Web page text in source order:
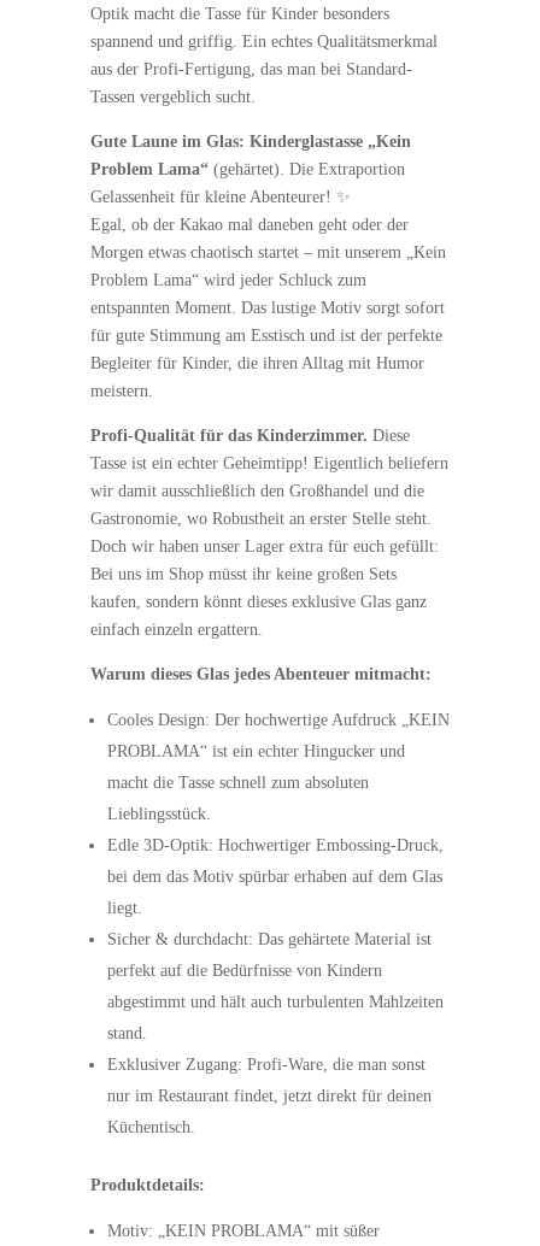
Optik macht die Tasse für Kinder besonders
spannend und griffig. Ein echtes Qualitätsmerkmal
aus der Profi-Fertigung, das man bei Standard-
Tassen vergeblich sucht.
Gute Laune im Glas: Kinderglastasse „Kein
Problem Lama“(gehärtet). Die Extraportion
Gelassenheit für kleine Abenteurer! ✨
Egal, ob der Kakao mal daneben geht oder der
Morgen etwas chaotisch startet – mit unserem „Kein
Problem Lama“ wird jeder Schluck zum
entspannten Moment. Das lustige Motiv sorgt sofort
für gute Stimmung am Esstisch und ist der perfekte
Begleiter für Kinder, die ihren Alltag mit Humor
meistern.
Profi-Qualität für das Kinderzimmer. Diese
Tasse ist ein echter Geheimtipp! Eigentlich beliefern
wir damit ausschließlich den Großhandel und die
Gastronomie, wo Robustheit an erster Stelle steht.
Doch wir haben unser Lager extra für euch gefüllt:
Bei uns im Shop müsst ihr keine großen Sets
kaufen, sondern könnt dieses exklusive Glas ganz
einfach einzeln ergattern.
Warum dieses Glas jedes Abenteuer mitmacht:
Cooles Design: Der hochwertige Aufdruck „KEIN
PROBLAMA“ ist ein echter Hingucker und
macht die Tasse schnell zum absoluten
Lieblingsstück.
Edle 3D-Optik: Hochwertiger Embossing-Druck,
bei dem das Motiv spürbar erhaben auf dem Glas
liegt.
Sicher & durchdacht: Das gehärtete Material ist
perfekt auf die Bedürfnisse von Kindern
abgestimmt und hält auch turbulenten Mahlzeiten
stand.
Exklusiver Zugang: Profi-Ware, die man sonst
nur im Restaurant findet, jetzt direkt für deinen
Küchentisch.
Produktdetails:
Motiv: „KEIN PROBLAMA“ mit süßer